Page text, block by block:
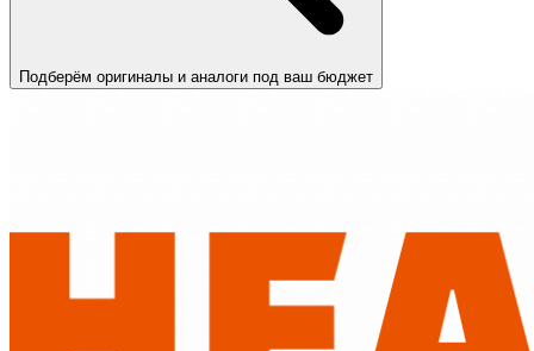
Подберём оригиналы и аналоги под ваш бюджет